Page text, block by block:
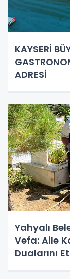
KAYSERİ
ADRESİ
Yahyalı
Vefa: Aile
Dualarını